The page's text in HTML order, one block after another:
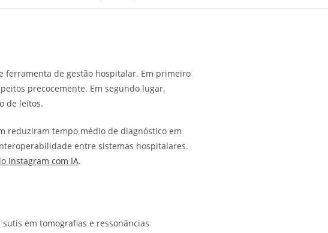
ferramenta de gestão hospitalar. Em primeiro
precocemente. Em segundo lugar,
de leitos.
reduziram tempo médio de diagnóstico em
entre sistemas hospitalares.
Instagram com IA.
em tomografias e ressonâncias